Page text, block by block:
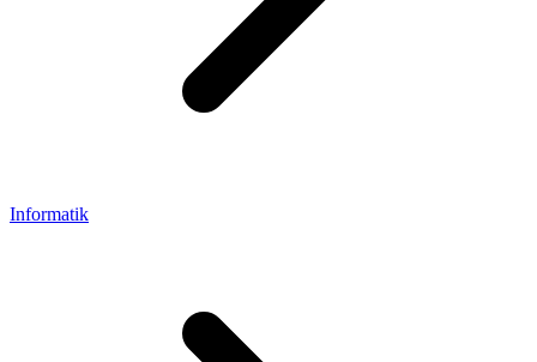
Informatik